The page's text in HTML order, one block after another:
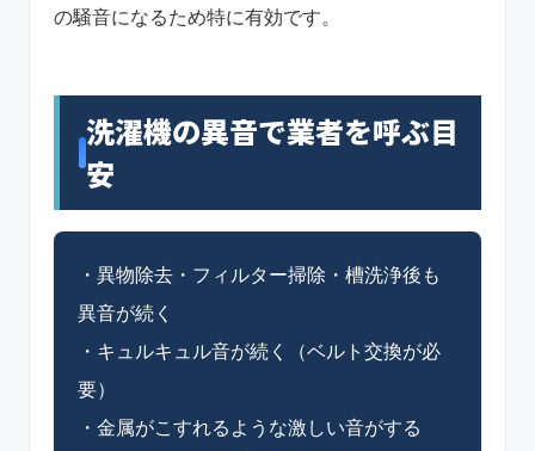
の騒音になるため特に有効です。
洗濯機の異音で業者を呼ぶ目
安
・異物除去・フィルター掃除・槽洗浄後も
異音が続く
・キュルキュル音が続く（ベルト交換が必
要）
・金属がこすれるような激しい音がする